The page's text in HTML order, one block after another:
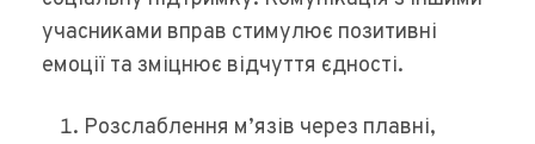
учасниками вправ стимулює позитивні
емоції та зміцнює відчуття єдності.
Розслаблення м’язів через плавні,